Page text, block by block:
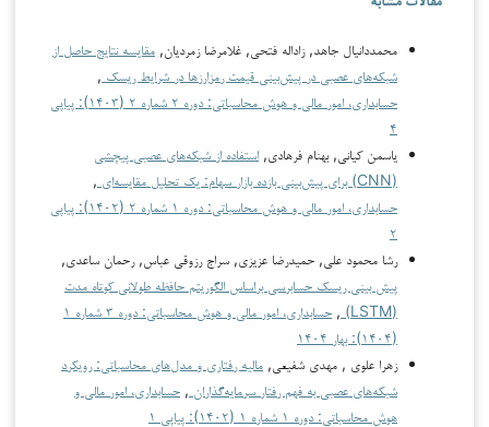
محمددانیال جاهد, زاداله فتحی, غلامرضا زمردیان, مقایسه نتایج حاصل از
شبکه‌های عصبی در پیش‌بینی قیمت رمزارزها در شرایط ریسک ,
حسابداری، امور مالی و هوش محاسباتی: دوره ۲ شماره ۲ (۱۴۰۳): پیاپی
۴
یاسمن کیانی, بهنام فرهادی, استفاده از شبکه‌های عصبی پیچشی
(CNN) برای پیش‌بینی بازده بازار سهام: یک تحلیل مقایسه‌ای
,
حسابداری، امور مالی و هوش محاسباتی: دوره ۱ شماره ۲ (۱۴۰۲): پیاپی
۲
رشا محمود علي, حمیدرضا عزیزی, سراج رزوقی عباس, رحمان ساعدی,
پیش بینی ریسک حسابرسی براساس الگوریتم حافظه طولانی کوتاه مدت
(LSTM)
,
حسابداری، امور مالی و هوش محاسباتی: دوره ۳ شماره ۱
(۱۴۰۴): بهار ۱۴۰۴
زهرا علوی , مهدی شفیعی, مالیه رفتاری و مدل‌های محاسباتی: رویکرد
شبکه‌های عصبی به فهم رفتار سرمایه‌گذاران , حسابداری، امور مالی و
هوش محاسباتی: دوره ۱ شماره ۱ (۱۴۰۲): پیاپی ۱